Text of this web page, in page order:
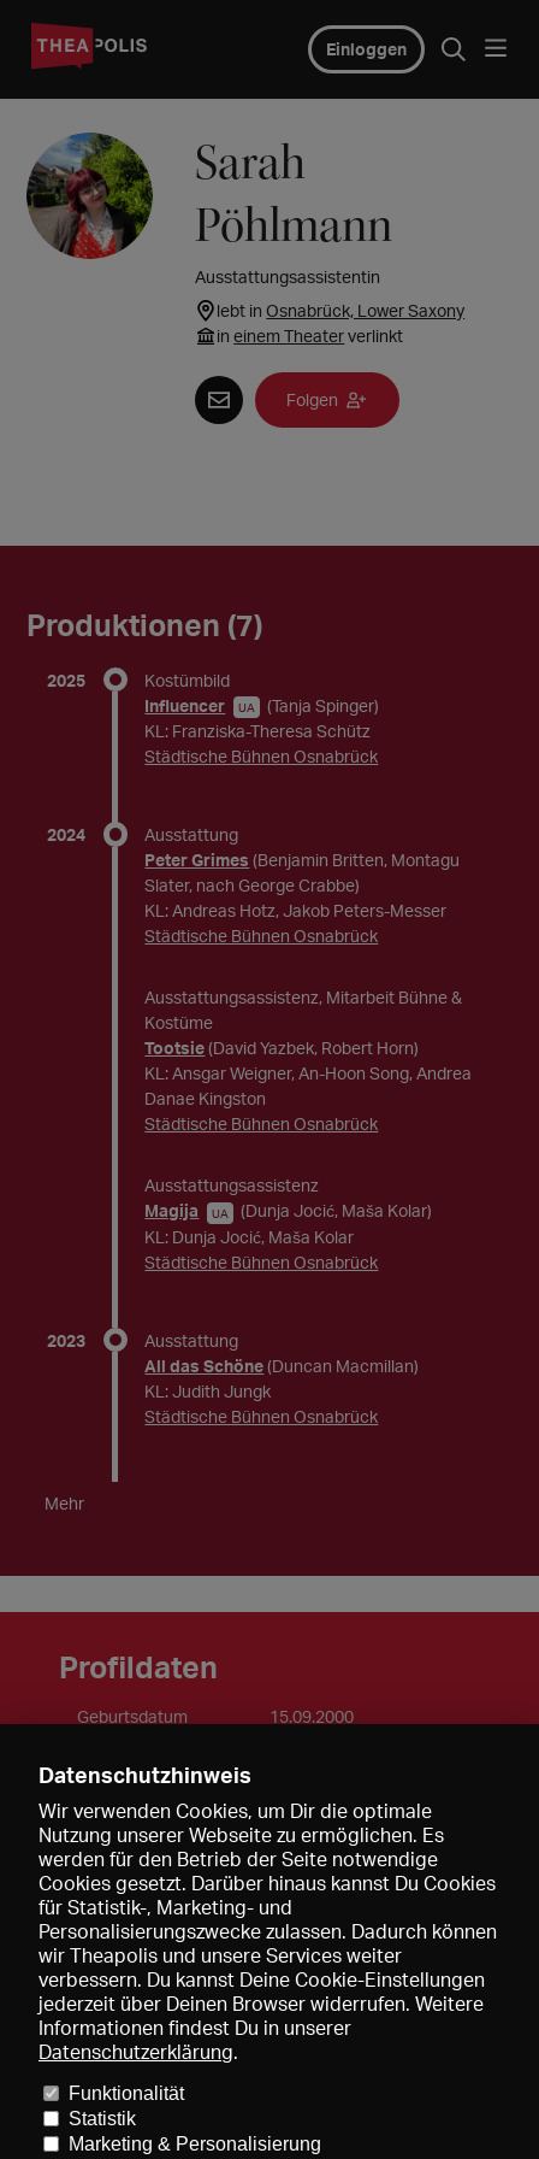
Einloggen
Sarah
Pöhlmann
Ausstattungsassistentin
lebt inOsnabrück, Lower Saxony
ineinem Theaterverlinkt
Folgen
Produktionen (7)
2025
Kostümbild
Influencer
UA
(Tanja Spinger)
KL: Franziska-Theresa Schütz
Städtische Bühnen Osnabrück
2024
Ausstattung
Peter Grimes (Benjamin Britten, Montagu
Slater, nach George Crabbe)
KL: Andreas Hotz, Jakob Peters-Messer
Städtische Bühnen Osnabrück
Ausstattungsassistenz, Mitarbeit Bühne &
Kostüme
Tootsie (David Yazbek, Robert Horn)
KL: Ansgar Weigner, An-Hoon Song, Andrea
Danae Kingston
Städtische Bühnen Osnabrück
Ausstattungsassistenz
Magija
UA
(Dunja Jocić, Maša Kolar)
KL: Dunja Jocić, Maša Kolar
Städtische Bühnen Osnabrück
2023
Ausstattung
All das Schöne (Duncan Macmillan)
KL: Judith Jungk
Städtische Bühnen Osnabrück
Mehr
Profildaten
Geburtsdatum
15.09.2000
Staatsbürgerschaft
Kenntnisse
Sprachen Englisch (C2)
Deutsch (C2)
Preise und Mitgliedschaften
Mediadaten
Über uns Impressum
Datenschutzhinweis
Wir verwenden Cookies, um Dir die optimale
Nutzung unserer Webseite zu ermöglichen. Es
werden für den Betrieb der Seite notwendige
Cookies gesetzt. Darüber hinaus kannst Du Cookies
für Statistik-, Marketing- und
Personalisierungszwecke zulassen. Dadurch können
wir Theapolis und unsere Services weiter
verbessern. Du kannst Deine Cookie-Einstellungen
jederzeit über Deinen Browser widerrufen. Weitere
Informationen findest Du in unserer
Datenschutzerklärung.
Funktionalität
Statistik
Marketing & Personalisierung